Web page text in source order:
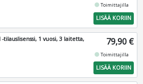
fiber_manual_recordToimittajilla
LISÄÄ KORIIN
-tilauslisenssi, 1 vuosi, 3 laitetta,
79,90 €
fiber_manual_recordToimittajilla
LISÄÄ KORIIN